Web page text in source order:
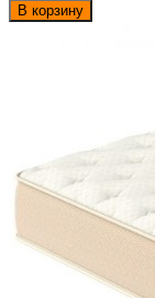
В корзину